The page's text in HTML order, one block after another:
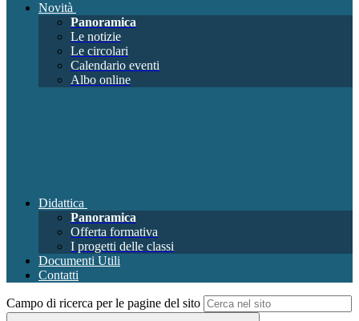
Novità
Panoramica
Le notizie
Le circolari
Calendario eventi
Albo online
Didattica
Panoramica
Offerta formativa
I progetti delle classi
Documenti Utili
Contatti
Campo di ricerca per le pagine del sito